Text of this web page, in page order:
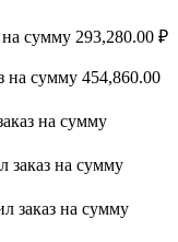
сумму 293,280.00 ₽
на сумму 454,860.00
на сумму
заказ на сумму
заказ на сумму